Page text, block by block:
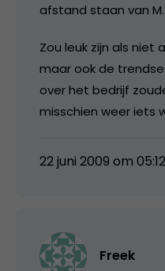
afstand staan van M.
Zou leuk zijn als niet
maar ook de
over het bedrijf
misschien weer iets
22 juni 2009 om 05:12
Freek